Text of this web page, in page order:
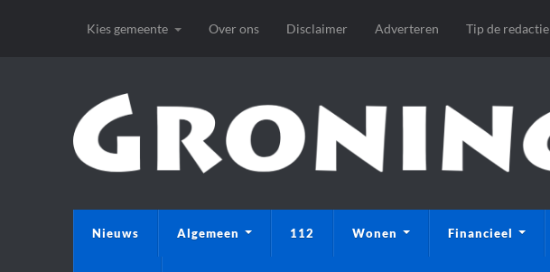
Kies gemeente Over ons Disclaimer Adverteren Tip de redactie
Nieuws Algemeen 112 Wonen Financieel